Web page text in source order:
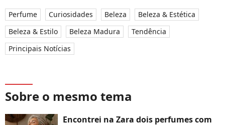
Perfume Curiosidades Beleza
Beleza & Estética
Beleza & Estilo
Beleza Madura
Tendência
Principais Notícias
Sobre o mesmo tema
Encontrei na Zara dois perfumes com